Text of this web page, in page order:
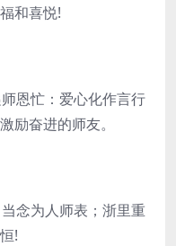
和喜悦!
恩忙：爱心化作言行
励奋进的师友。
念为人师表；浙里重
!